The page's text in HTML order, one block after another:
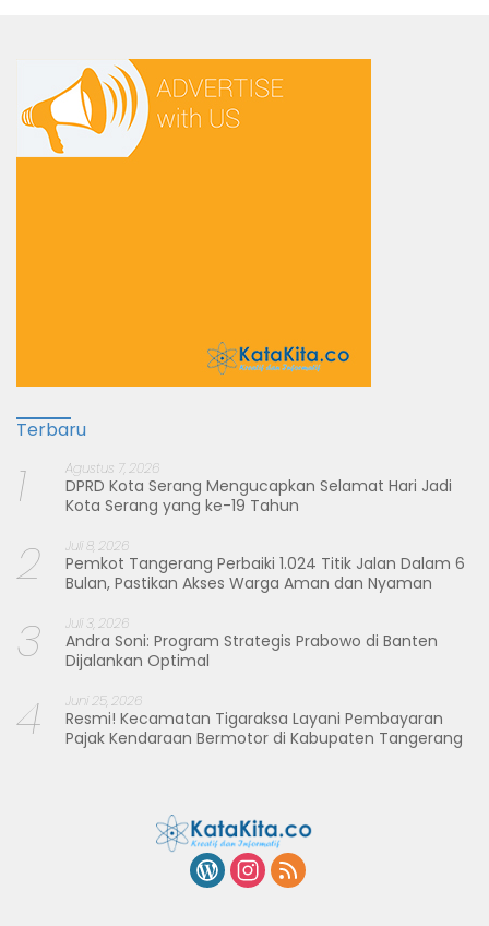
Terbaru
1 Agustus 7, 2026
DPRD Kota Serang Mengucapkan Selamat Hari Jadi
Kota Serang yang ke-19 Tahun
2 Juli 8, 2026
Pemkot Tangerang Perbaiki 1.024 Titik Jalan Dalam 6
Bulan, Pastikan Akses Warga Aman dan Nyaman
3 Juli 3, 2026
Andra Soni: Program Strategis Prabowo di Banten
Dijalankan Optimal
4 Juni 25, 2026
Resmi! Kecamatan Tigaraksa Layani Pembayaran
Pajak Kendaraan Bermotor di Kabupaten Tangerang